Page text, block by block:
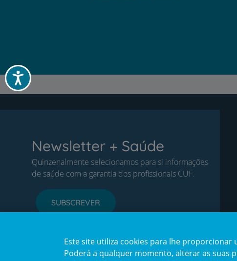
Acessibilidade
Newsletter + Saúde
Quinzenalmente selecionamos para si informações
de saúde com a garantia dos profissionais CUF.
SUBSCREVER
Este site utiliza cookies para lhe proporcionar
Poderá a qualquer momento, alterar as suas